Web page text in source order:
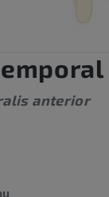
anterior